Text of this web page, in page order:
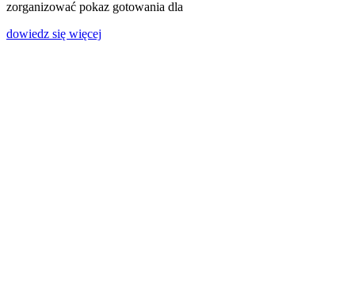
zorganizować pokaz gotowania dla
dowiedz się więcej